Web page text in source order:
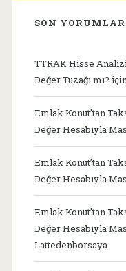
SON YORUMLAR
TTRAK Hisse
Değer Tuzağı mı?
Emlak Konut’tan
Değer Hesabıyla
Emlak Konut’tan
Değer Hesabıyla
Emlak Konut’tan
Değer Hesabıyla
Lattedenborsaya